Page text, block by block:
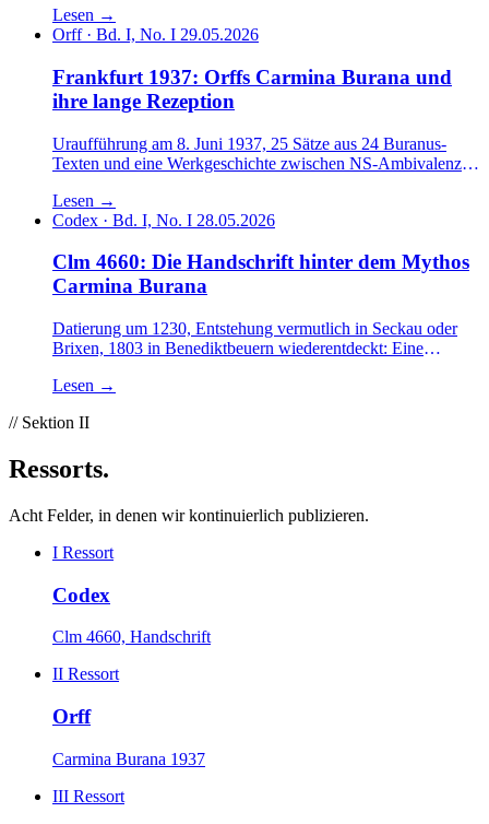
Lesen →
Orff · Bd. I, No. I 29.05.2026
Frankfurt 1937: Orffs Carmina Burana und
ihre lange Rezeption
Uraufführung am 8. Juni 1937, 25 Sätze aus 24 Buranus-
Texten und eine Werkgeschichte zwischen NS-Ambivalenz
Lesen →
Codex · Bd. I, No. I 28.05.2026
Clm 4660: Die Handschrift hinter dem Mythos
Carmina Burana
Datierung um 1230, Entstehung vermutlich in Seckau oder
Brixen, 1803 in Benediktbeuern wiederentdeckt: Eine
Lesen →
// Sektion II
Ressorts.
Acht Felder, in denen wir kontinuierlich publizieren.
I Ressort
Codex
Clm 4660, Handschrift
II Ressort
Orff
Carmina Burana 1937
III Ressort